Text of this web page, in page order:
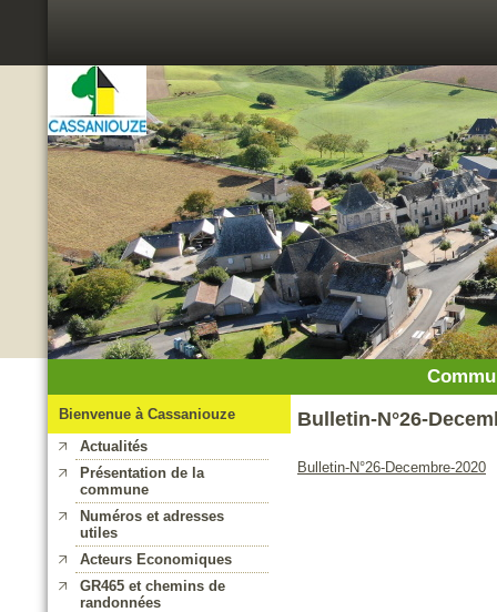
Bienvenue à Cassaniouze
Actualités
Présentation de la
commune
Numéros et adresses
utiles
Acteurs Economiques
GR465 et chemins de
randonnées
Bulletin-N°26-
Bulletin-N°26-Decembre-2020